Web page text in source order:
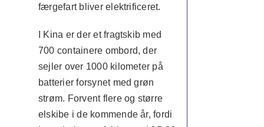
færgefart bliver elektrificeret.
I Kina er der et fragtskib med
700 containere ombord, der
sejler over 1000 kilometer på
batterier forsynet med grøn
strøm. Forvent flere og større
elskibe i de kommende år, fordi